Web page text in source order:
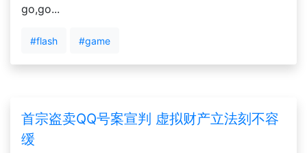
go,go...
#flash #game
首宗盗卖QQ号案宣判 虚拟财产立法刻不容
缓